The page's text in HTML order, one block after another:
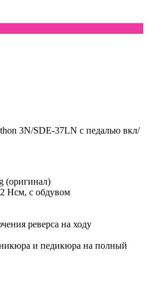
3N/SDE-37LN с педалью вкл/
(оригинал)
Нсм, с обдувом
реверса на ходу
и педикюра на полный